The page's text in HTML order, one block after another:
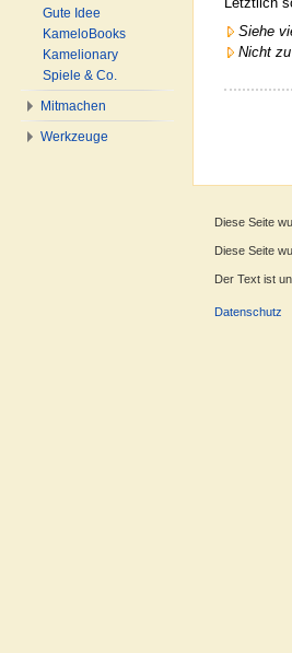
Siehe
Nicht
Gute Idee
KameloBooks
Kamelionary
Spiele & Co.
Mitmachen
Werkzeuge
Diese Seite
Diese Seite
Der Text ist
Datenschutz